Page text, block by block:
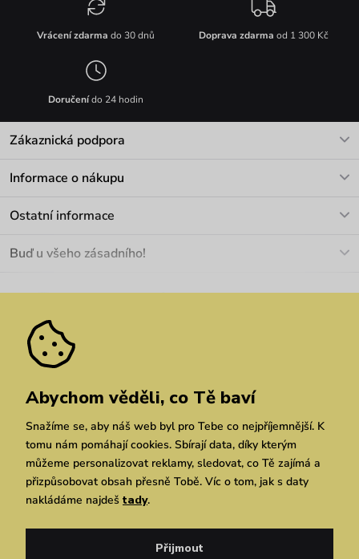
Vrácení zdarma do 30 dnů Doprava zdarma od 1 300 Kč
Doručenído 24 hodin
Zákaznická podpora
Informace o nákupu
Materiály a údržba
Pozáruční opravy
Ostatní informace
Velkoobchod
We Care
Dárkové poukazy
Vuchlook
Prodejny
Praha Brno Chrudim
Buď u všeho zásadního!
Zásady ochrany osobních údajů
Simplia.cz
Abychom věděli, co Tě baví
Snažíme se, aby náš web byl pro Tebe co nejpříjemnější. K
tomu nám pomáhají cookies. Sbírají data, díky kterým
můžeme personalizovat reklamy, sledovat, co Tě zajímá a
přizpůsobovat obsah přesně Tobě. Víc o tom, jak s daty
nakládáme najdeš tady.
Přijmout